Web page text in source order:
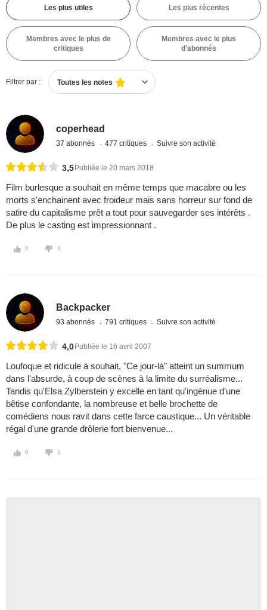
Les plus utiles Les plus récentes
Membres avec le plus de
critiques
Membres avec le plus
d'abonnés
Filtrer par : Toutes les notes
coperhead
37 abonnés 477 critiques Suivre son activité
3,5 Publiée le 20 mars 2018
Film burlesque a souhait en même temps que macabre ou les
morts s'enchainent avec froideur mais sans horreur sur fond de
satire du capitalisme prêt a tout pour sauvegarder ses intérêts .
De plus le casting est impressionnant .
0 1
Backpacker
93 abonnés 791 critiques Suivre son activité
4,0 Publiée le 16 avril 2007
Loufoque et ridicule à souhait, "Ce jour-là" atteint un summum
dans l'absurde, à coup de scènes à la limite du surréalisme...
Tandis qu'Elsa Zylberstein y excelle en tant qu'ingénue d'une
bêtise confondante, la nombreuse et belle brochette de
comédiens nous ravit dans cette farce caustique... Un véritable
régal d'une grande drôlerie fort bienvenue...
0 1